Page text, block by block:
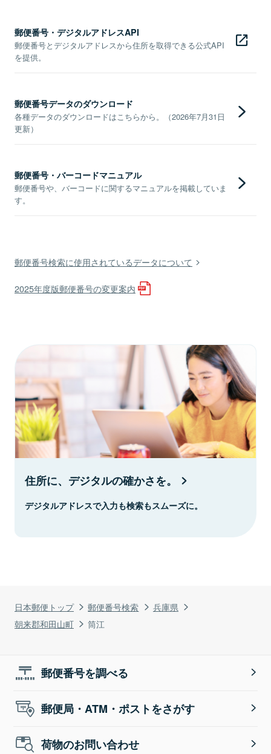
日本郵便トップ 郵便番号検索
兵庫県
朝来郡和田山町
筒江
郵便番号・デジタルアドレスAPI
郵便番号とデジタルアドレスから住所を取得できる公式API
を提供。
郵便番号データのダウンロード
各種データのダウンロードはこちらから。（2026年7月31日
更新）
郵便番号・バーコードマニュアル
郵便番号や、バーコードに関するマニュアルを掲載していま
す。
郵便番号検索に使用されているデータについて
2025年度版郵便番号の変更案内
住所に、デジタルの確かさを。
デジタルアドレスで入力も検索もスムーズに。
郵便番号を調べる
郵便局・ATM・ポストをさがす
荷物のお問い合わせ